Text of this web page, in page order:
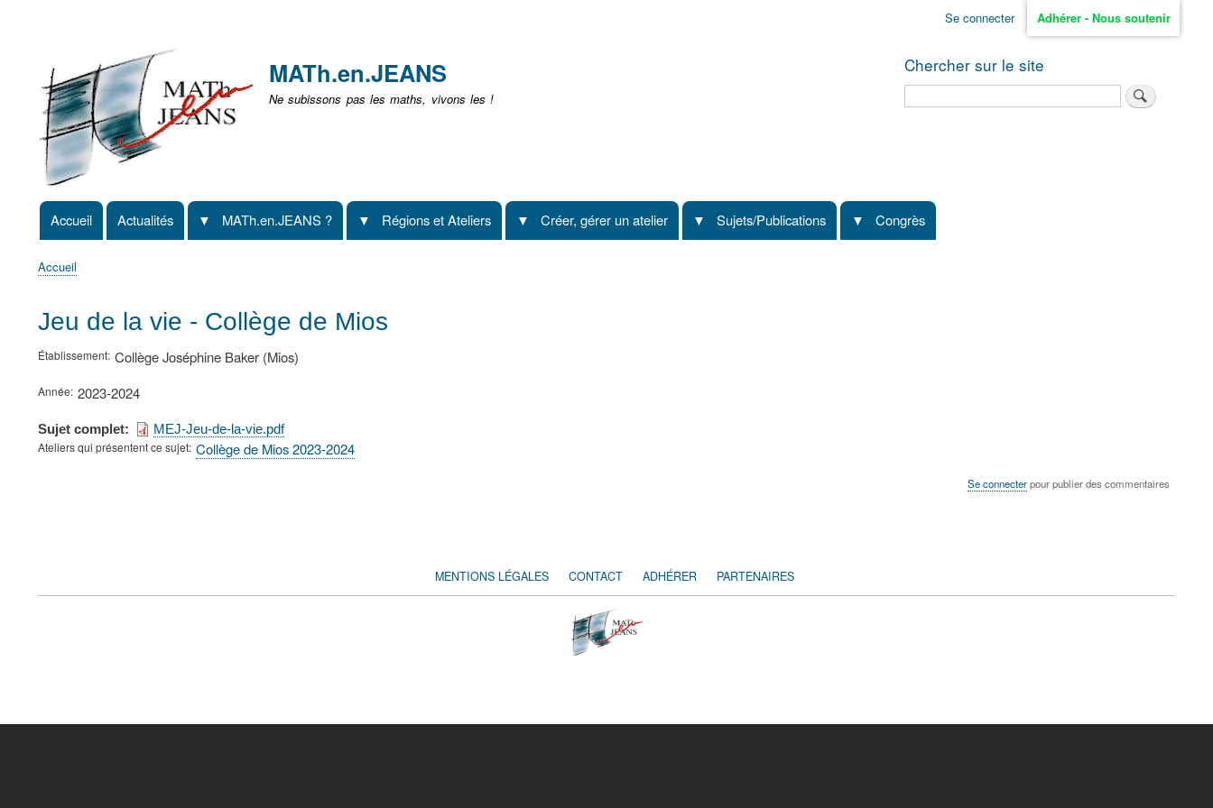
non
identifié
Se connecter Adhérer - Nous soutenir
MATh.en.JEANS
Ne subissons pas les maths, vivons les !
Chercher sur le site
Navigation
principale
Accueil Actualités MATh.en.JEANS ? Régions et Ateliers Créer, gérer un atelier Sujets/Publications Congrès
d'Ariane
Accueil
Jeu de la vie - Collège de Mios
Établissement Collège Joséphine Baker (Mios)
Année 2023-2024
Sujet complet
MEJ-Jeu-de-la-vie.pdf
Ateliers qui présentent ce sujet Collège de Mios 2023-2024
Se connecterpour publier des commentaires
FOOTER
MENTIONS LÉGALES CONTACT ADHÉRER PARTENAIRES